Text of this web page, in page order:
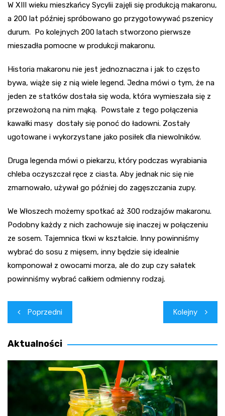
W XIII wieku mieszkańcy Sycylii zajęli się produkcją makaronu,
a 200 lat później spróbowano go przygotowywać pszenicy
durum. Po kolejnych 200 latach stworzono pierwsze
mieszadła pomocne w produkcji makaronu.
Historia makaronu nie jest jednoznaczna i jak to często
bywa, wiąże się z nią wiele legend. Jedna mówi o tym, że na
jeden ze statków dostała się woda, która wymieszała się z
przewożoną na nim mąką. Powstałe z tego połączenia
kawałki masy dostały się ponoć do ładowni. Zostały
ugotowane i wykorzystane jako posiłek dla niewolników.
Druga legenda mówi o piekarzu, który podczas wyrabiania
chleba oczyszczał ręce z ciasta. Aby jednak nic się nie
zmarnowało, używał go później do zagęszczania zupy.
We Włoszech możemy spotkać aż 300 rodzajów makaronu.
Podobny każdy z nich zachowuje się inaczej w połączeniu
ze sosem. Tajemnica tkwi w kształcie. Inny powinniśmy
wybrać do sosu z mięsem, inny będzie się idealnie
komponował z owocami morza, ale do zup czy sałatek
powinniśmy wybrać całkiem odmienny rodzaj.
Nawigacja
wpisu
Poprzedni Kolejny
Aktualności